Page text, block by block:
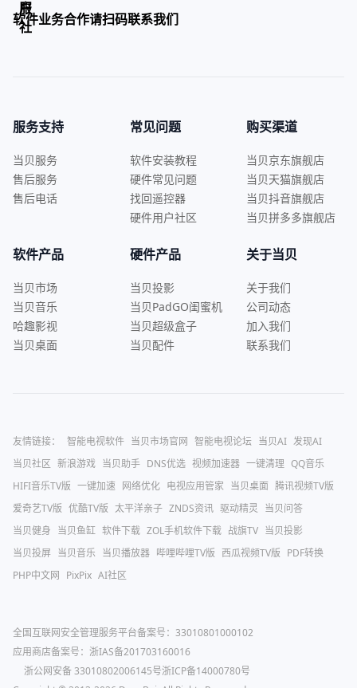
软件业务合作请扫码联系我们
服务支持
当贝服务
售后服务
售后电话
常见问题
软件安装教程
硬件常见问题
找回遥控器
硬件用户社区
购买渠道
当贝京东旗舰店
当贝天猫旗舰店
当贝抖音旗舰店
当贝拼多多旗舰店
软件产品
当贝市场
当贝音乐
哈趣影视
当贝桌面
硬件产品
当贝投影
当贝PadGO闺蜜机
当贝超级盒子
当贝配件
关于当贝
关于我们
公司动态
加入我们
联系我们
友情链接： 智能电视软件 当贝市场官网 智能电视论坛 当贝AI 发现AI
当贝社区 新浪游戏 当贝助手 DNS优选 视频加速器 一键清理 QQ音乐
HIFI音乐TV版 一键加速 网络优化 电视应用管家 当贝桌面 腾讯视频TV版
爱奇艺TV版 优酷TV版 太平洋亲子 ZNDS资讯 驱动精灵 当贝问答
当贝健身 当贝鱼缸 软件下载 ZOL手机软件下载 战旗TV 当贝投影
当贝投屏 当贝音乐 当贝播放器 哔哩哔哩TV版 西瓜视频TV版 PDF转换
PHP中文网 PixPix AI社区
全国互联网安全管理服务平台备案号：33010801000102
应用商店备案号：浙IAS备201703160016
浙公网安备 33010802006145号浙ICP备14000780号